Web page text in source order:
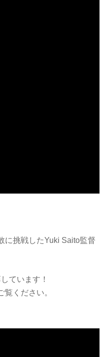
に挑戦したYuki Saito監督
ています！
ください。